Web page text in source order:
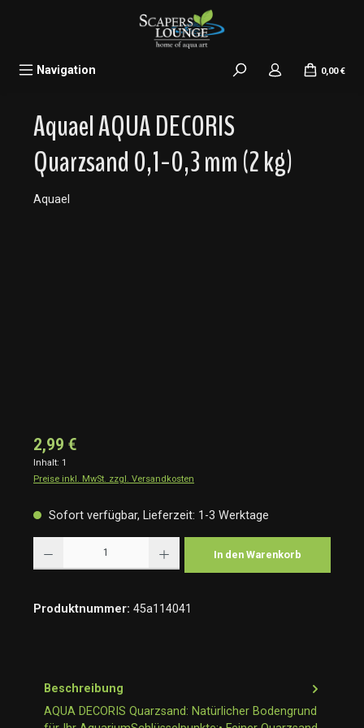
Navigation 0,00 €
Aquael AQUA DECORIS
Quarzsand 0,1-0,3 mm (2 kg)
Aquael
2,99 €
Inhalt: 1
Preise inkl. MwSt. zzgl. Versandkosten
Sofort verfügbar, Lieferzeit: 1-3 Werktage
In den Warenkorb
Produktnummer: 45a114041
Beschreibung
AQUA DECORIS Quarzsand: Natürlicher Bodengrund